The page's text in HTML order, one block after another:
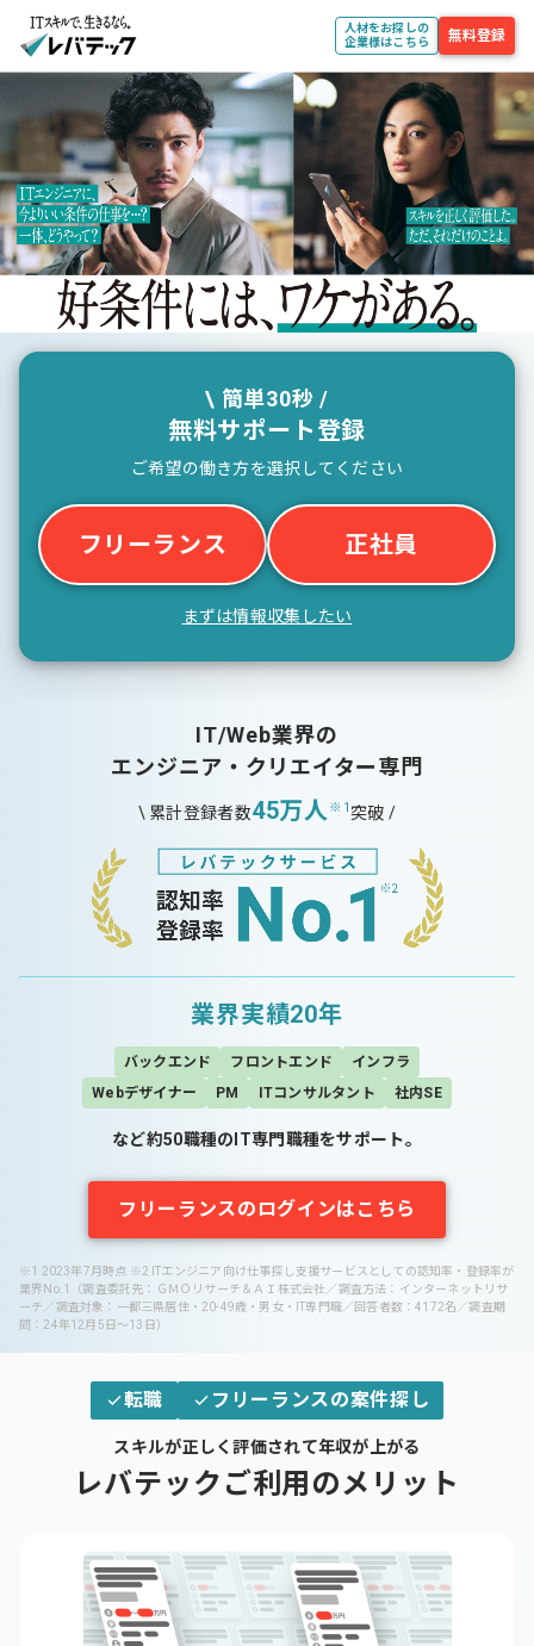
人材をお探しの
企業様はこちら
無料登録
\ 簡単30秒 /
無料サポート登録
ご希望の働き方を選択してください
フリーランス 正社員
まずは情報収集したい
IT/Web業界の
エンジニア・クリエイター専門
\ 累計登録者数45万人 ※1突破 /
業界実績20年
バックエンド フロントエンド
インフラ
Webデザイナー
PM ITコンサルタント 社内SE
など約50職種のIT専門職種をサポート。
フリーランスのログインはこちら
※1 2023年7月時点 ※2 ITエンジニア向け仕事探し支援サービスとしての認知率・登録率が
業界No.1（調査委託先：ＧＭＯリサーチ＆ＡＩ株式会社／調査方法：インターネットリサ
ーチ／調査対象：一都三県居住・20-49歳・男女・IT専門職／回答者数：4172名／調査期
間：24年12月5日～13日）
転職 フリーランスの案件探し
スキルが正しく評価されて年収が上がる
レバテックご利用のメリット